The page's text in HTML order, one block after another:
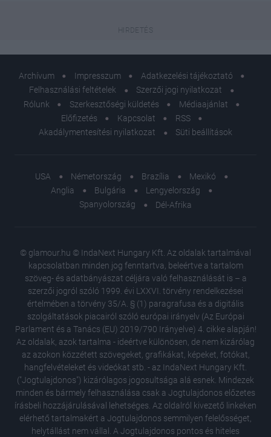
Archívum Impresszum
Adatkezelési tájékoztató
Felhasználási feltételek
Szerzői jogi nyilatkozat
Rólunk
Szerkesztőségi küldetés
Médiaajánlat
Előfizetés
Kapcsolat
RSS
Akadálymentesítési nyilatkozat
Süti beállítások
USA Németország Brazília
Mexikó
Anglia
Bulgária
Lengyelország
Spanyolország
Dél-Afrika
© glamour.hu © IndaNext Hungary Kft. Az oldalak tartalmával
kapcsolatban minden jog fenntartva, beleértve a tartalom
szöveg- és adatbányászat céljára való felhasználását is – a
szerzői jogról szóló 1999. évi LXXVI. törvény rendelkezései
értelmében a törvény 35/A. § (1) paragrafusa és a digitális
szolgáltatások piacairól szóló európai irányelv (Az Európai
Parlament és a Tanács (EU) 2019/790 Irányelve) 4. cikke alapján!
Az oldalak, azok tartalma - ideértve különösen, de nem kizárólag
az azokon közzétett szövegeket, grafikákat, képeket, fotókat,
hangfelvételeket és videókat stb. - az IndaNext Hungary Kft.
("Jogtulajdonos") kizárólagos jogosultsága alá esnek. Mindezek
minden és bármely felhasználása csak a Jogtulajdonos előzetes
írásbeli hozzájárulásával lehetséges. Az oldalról kivezető linkeken
elérhető tartalmakért a Jogtulajdonos semmilyen felelősséget,
helytállást nem vállal. A Jogtulajdonos pontos és hiteles